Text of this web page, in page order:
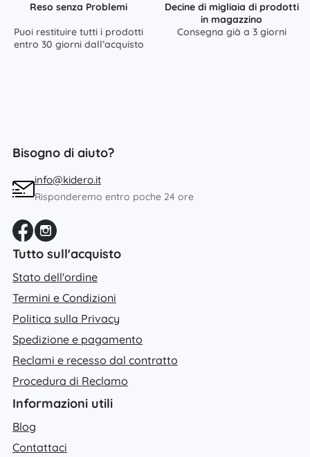
Reso senza Problemi
Puoi restituire tutti i prodotti
entro 30 giorni dall’acquisto
Decine di migliaia di prodotti
in magazzino
Consegna già a 3 giorni
Bisogno di aiuto?
info@kidero.it
Risponderemo entro poche 24 ore
Tutto sull'acquisto
Stato dell'ordine
Termini e Condizioni
Politica sulla Privacy
Spedizione e pagamento
Reclami e recesso dal contratto
Procedura di Reclamo
Informazioni utili
Blog
Contattaci